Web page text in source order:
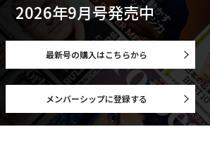
2026年9月号発売中
最新号の購入はこちらから
メンバーシップに登録する